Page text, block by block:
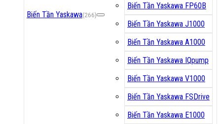
Biến Tần Yaskawa(266)
Biến Tần Yaskawa FP60B
Biến Tần Yaskawa J1000
Biến Tần Yaskawa A1000
Biến Tần Yaskawa IQpump
Biến Tần Yaskawa V1000
Biến Tần Yaskawa FSDrive
Biến Tần Yaskawa E1000